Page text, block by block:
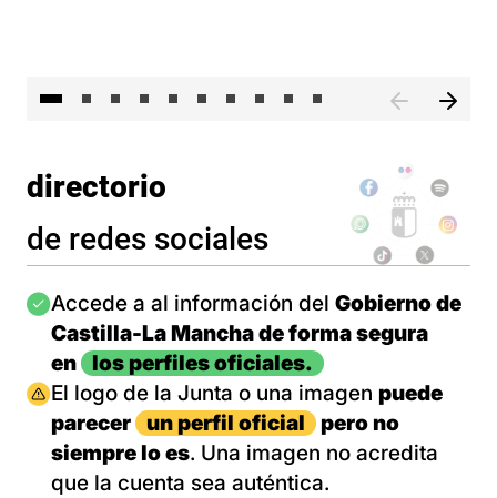
directorio
de redes sociales
Imagen
Accede a al información del Gobierno de
Castilla-La Mancha de forma segura
en
los perfiles oficiales.
Imagen
El logo de la Junta o una imagen puede
parecer
un perfil oficial
pero no
siempre lo es. Una imagen no acredita
que la cuenta sea auténtica.